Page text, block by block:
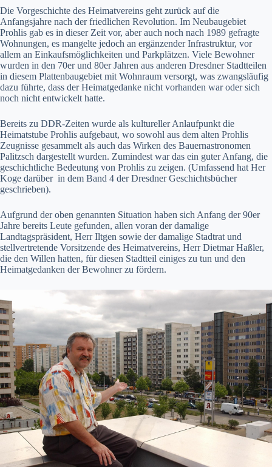
Die Vorgeschichte des Heimatvereins geht zurück auf die
Anfangsjahre nach der friedlichen Revolution. Im Neubaugebiet
Prohlis gab es in dieser Zeit vor, aber auch noch nach 1989 gefragte
Wohnungen, es mangelte jedoch an ergänzender Infrastruktur, vor
allem an Einkaufsmöglichkeiten und Parkplätzen. Viele Bewohner
wurden in den 70er und 80er Jahren aus anderen Dresdner Stadtteilen
in diesem Plattenbaugebiet mit Wohnraum versorgt, was zwangsläufig
dazu führte, dass der Heimatgedanke nicht vorhanden war oder sich
noch nicht entwickelt hatte.
Bereits zu DDR-Zeiten wurde als kultureller Anlaufpunkt die
Heimatstube Prohlis aufgebaut, wo sowohl aus dem alten Prohlis
Zeugnisse gesammelt als auch das Wirken des Bauernastronomen
Palitzsch dargestellt wurden. Zumindest war das ein guter Anfang, die
geschichtliche Bedeutung von Prohlis zu zeigen. (Umfassend hat Her
Koge darüber in dem Band 4 der Dresdner Geschichtsbücher
geschrieben).
Aufgrund der oben genannten Situation haben sich Anfang der 90er
Jahre bereits Leute gefunden, allen voran der damalige
Landtagspräsident, Herr Iltgen sowie der damalige Stadtrat und
stellvertretende Vorsitzende des Heimatvereins, Herr Dietmar Haßler,
die den Willen hatten, für diesen Stadtteil einiges zu tun und den
Heimatgedanken der Bewohner zu fördern.